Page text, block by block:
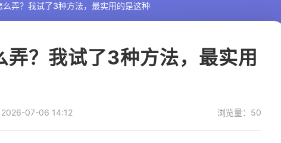
弄？我试了3种方法，最实用的是这种
？我试了3种方法，最实用
2026-07-06 14:12 浏览量：50